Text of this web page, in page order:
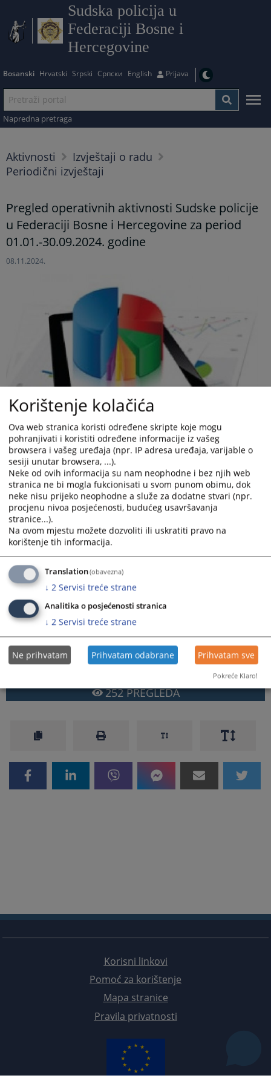
Sudska policija u
Federaciji Bosne i
Hercegovine
Bosanski Hrvatski Srpski Српски English Prijava
Napredna pretraga
Aktivnosti
Izvještaji o radu
Periodični izvještaji
Pregled operativnih aktivnosti Sudske policije
u Federaciji Bosne i Hercegovine za period
01.01.-30.09.2024. godine
08.11.2024.
Prateći dokumenti
Devetomjesečni izvještaj o radu Sudske policije
252PREGLEDA
Korisni linkovi
Pomoć za korištenje
Mapa stranice
Pravila privatnosti
Korištenje kolačića
Ova web stranica koristi određene skripte koje mogu
pohranjivati i koristiti određene informacije iz vašeg
browsera i vašeg uređaja (npr. IP adresa uređaja, varijable o
sesiji unutar browsera, ...).
Neke od ovih informacija su nam neophodne i bez njih web
stranica ne bi mogla fukcionisati u svom punom obimu, dok
neke nisu prijeko neophodne a služe za dodatne stvari (npr.
procjenu nivoa posjećenosti, budućeg usavršavanja
stranice...).
Na ovom mjestu možete dozvoliti ili uskratiti pravo na
korištenje tih informacija.
Translation(obavezna)
↓ 2 Servisi treće strane
Analitika o posjećenosti stranica
↓ 2 Servisi treće strane
Ne prihvatam Prihvatam odabrane Prihvatam sve
Pokreće Klaro!